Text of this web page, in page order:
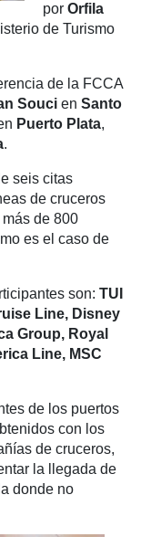
por Orfila
de Turismo
de la FCCA
Souci en Santo
Puerto Plata,
.
seis citas
de cruceros
de 800
es el caso de
son: TUI
Line, Disney
Group, Royal
Line, MSC
de los puertos
con los
de cruceros,
la llegada de
donde no